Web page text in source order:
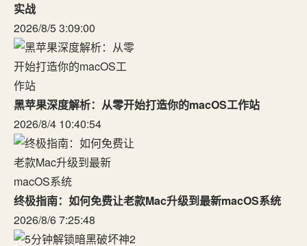
实战
2026/8/5 3:09:00
黑苹果深度解析：从零开始打造你的macOS工作站
2026/8/4 10:40:54
终极指南：如何免费让老款Mac升级到最新macOS系统
2026/8/6 7:25:48